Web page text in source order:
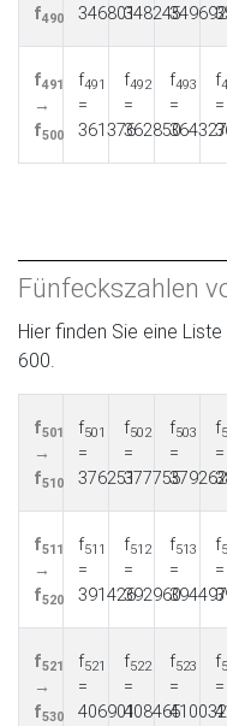
f490
346801348245349692
f491
→
f500
f491
=
361376
f492
=
362850
f493
=
364327
f
=
Fünfeckszahlen
Hier finden Sie eine
600.
f501
→
f510
f501
=
376251
f502
=
377755
f503
=
379262
f
=
f511
→
f520
f511
=
391426
f512
=
392960
f513
=
394497
f
=
f521
→
f530
f521
=
406901
f522
=
408465
f523
=
410032
f
=